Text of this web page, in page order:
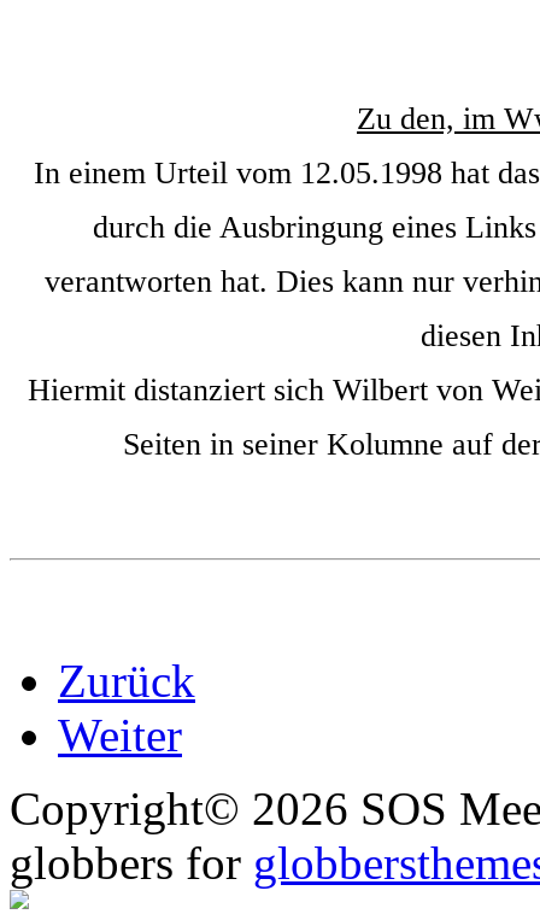
Zu den, im
In einem Urteil vom 12.05.1998 hat
durch die Ausbringung eines
verantworten hat. Dies kann nur
diesen
Hiermit distanziert sich Wilbert von
Seiten in seiner Kolumne auf
Zurück
Weiter
Copyright© 2026 SOS
globbers for